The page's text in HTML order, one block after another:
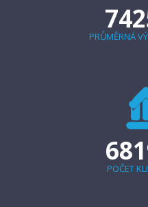
PRŮMĚRNÁ
POČET